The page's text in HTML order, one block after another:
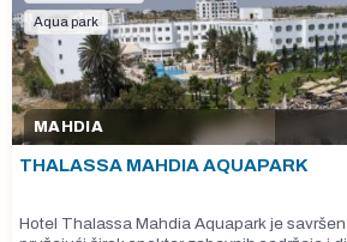
Aqua park
MAHDIA
THALASSA MAHDIA AQUAPARK
Hotel Thalassa Mahdia Aquapark je